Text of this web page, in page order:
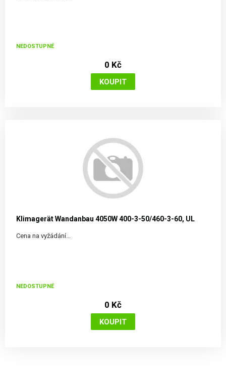
NEDOSTUPNÉ
0 Kč
Klimagerät Wandanbau 4050W 400-3-50/460-3-60, UL
Cena na vyžádání...
NEDOSTUPNÉ
0 Kč